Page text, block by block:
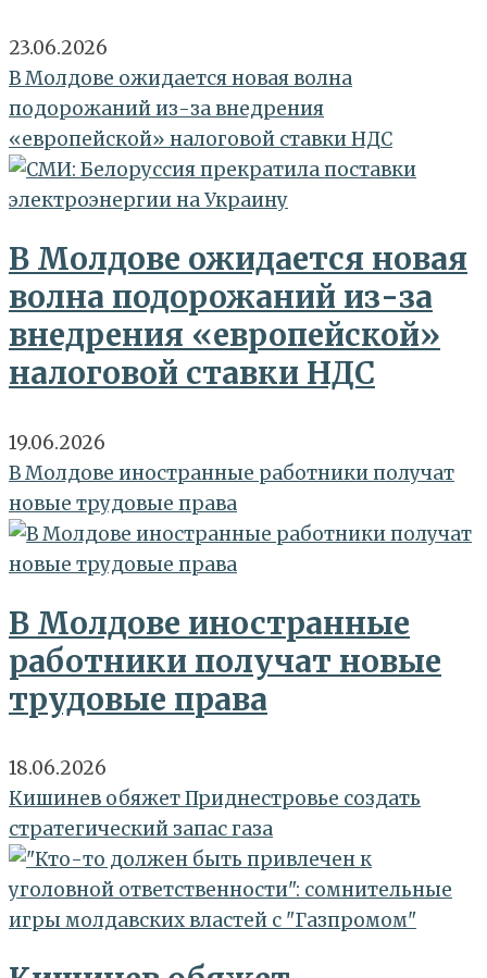
23.06.2026
В Молдове ожидается новая волна
подорожаний из-за внедрения
«европейской» налоговой ставки НДС
В Молдове ожидается новая
волна подорожаний из-за
внедрения «европейской»
налоговой ставки НДС
19.06.2026
В Молдове иностранные работники получат
новые трудовые права
В Молдове иностранные
работники получат новые
трудовые права
18.06.2026
Кишинев обяжет Приднестровье создать
стратегический запас газа